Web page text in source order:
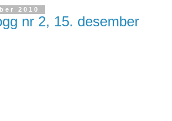
2010
nr 2, 15. desember